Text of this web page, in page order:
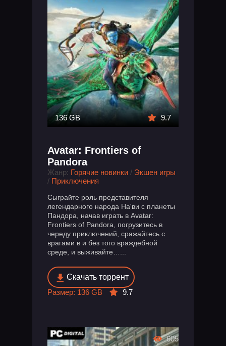
136 GB 9.7
Avatar: Frontiers of
Pandora
Жанр: Горячие новинки / Экшен игры
/ Приключения
Сыграйте роль представителя
легендарного народа На'ви с планеты
Пандора, начав играть в Avatar:
Frontiers of Pandora, погрузитесь в
череду приключений, сражайтесь с
врагами в и без того враждебной
среде, и выживайте…...
Скачать торрент
Размер: 136 GB
9.7
605